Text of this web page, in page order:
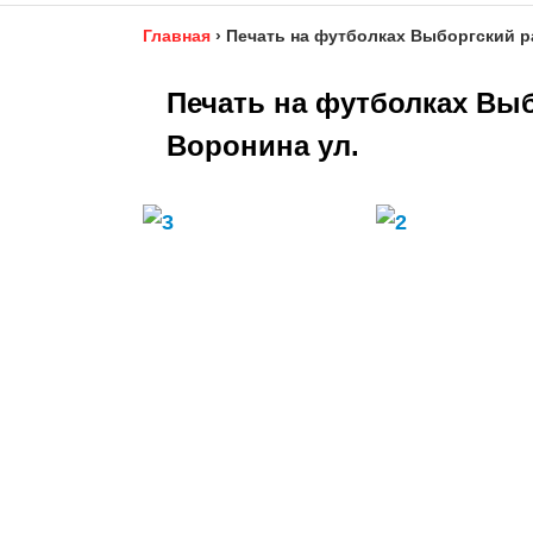
Главная › Печать на футболках Выборгский
Печать на футболках
Воронина ул.